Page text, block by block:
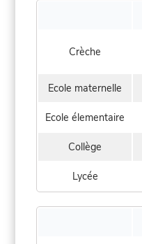
Crèche
Ecole maternelle
Ecole élementaire
Collège
Lycée